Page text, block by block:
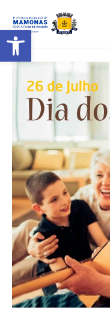
Barra de